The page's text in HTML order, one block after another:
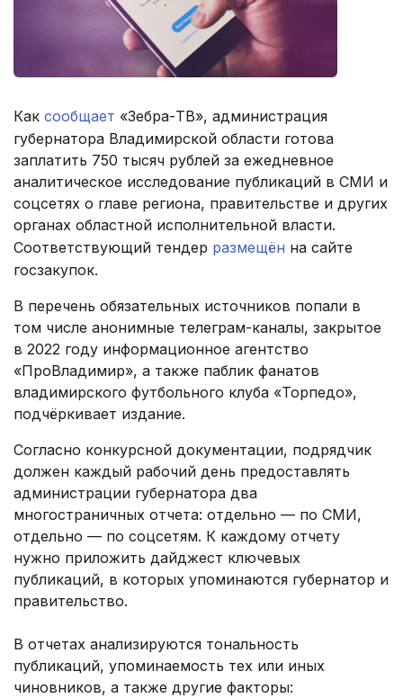
Как сообщает «Зебра-ТВ», администрация
губернатора Владимирской области готова
заплатить 750 тысяч рублей за ежедневное
аналитическое исследование публикаций в СМИ и
соцсетях о главе региона, правительстве и других
органах областной исполнительной власти.
Соответствующий тендер размещён на сайте
госзакупок.
В перечень обязательных источников попали в
том числе анонимные телеграм-каналы, закрытое
в 2022 году информационное агентство
«ПроВладимир», а также паблик фанатов
владимирского футбольного клуба «Торпедо»,
подчёркивает издание.
Согласно конкурсной документации, подрядчик
должен каждый рабочий день предоставлять
администрации губернатора два
многостраничных отчета: отдельно — по СМИ,
отдельно — по соцсетям. К каждому отчету
нужно приложить дайджест ключевых
публикаций, в которых упоминаются губернатор и
правительство.
В отчетах анализируются тональность
публикаций, упоминаемость тех или иных
чиновников, а также другие факторы: